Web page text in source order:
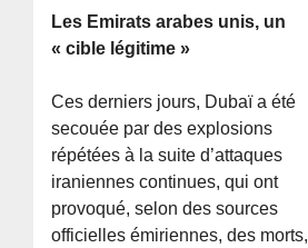
Les Emirats arabes unis, un
« cible légitime »
Ces derniers jours, Dubaï a été
secouée par des explosions
répétées à la suite d’attaques
iraniennes continues, qui ont
provoqué, selon des sources
officielles émiriennes, des morts,